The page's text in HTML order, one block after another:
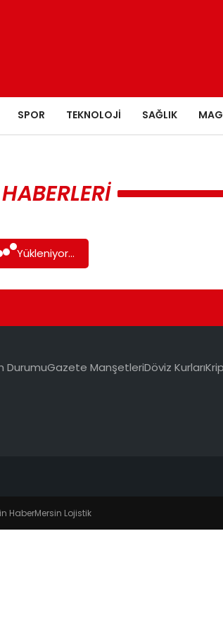
SPOR TEKNOLOJI SAĞLIK
Yükleniyor...
DurumuGazete ManşetleriDöviz Kurları
HaberMersin Lojistik